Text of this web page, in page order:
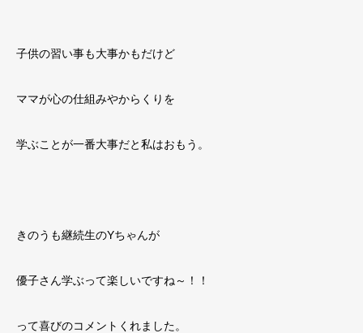
子供の習い事も大事かもだけど
ママが心の仕組みやからくりを
学ぶことが一番大事だと私はおもう。
きのうも継続生のYちゃんが
優子さん学ぶって楽しいですね～！！
って喜びのコメントくれました。